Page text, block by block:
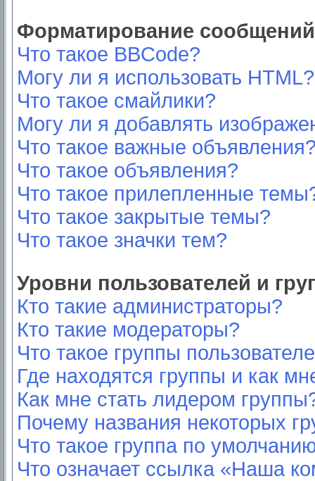
Форматирование
Что такое BBCode?
Могу ли я использовать HTML?
Что такое смайлики?
Могу ли я добавлять
Что такое важные
Что такое объявления?
Что такое прилепленные
Что такое закрытые темы?
Что такое значки тем?
Уровни пользователей и
Кто такие администраторы?
Кто такие модераторы?
Что такое группы
Где находятся группы и как
Как мне стать лидером
Почему названия некоторых
Что такое группа по
Что означает ссылка «Наша